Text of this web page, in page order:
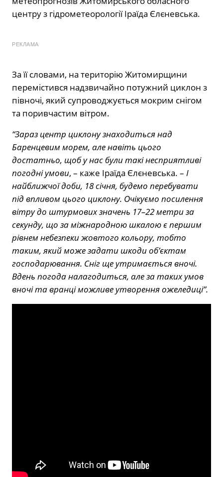
центру з гідрометеорології Іраїда Єлєневська.
РЕКЛАМА
За її словами, на територію Житомирщини
перемістився надзвичайно потужний циклон з
півночі, який супроводжується мокрим снігом
та поривчастим вітром.
“Зараз центр циклону знаходиться над
Баренцевим морем, але навіть цього
достатньо, щоб у нас були такі несприятливі
погодні умови, – каже Іраїда Єлєневська. – І
найближчої доби, 18 січня, будемо перебувати
під впливом цього циклону. Очікуємо посилення
вітру до штурмових значень 17–22 метри за
секунду, що за міжнародною шкалою є першим
рівнем небезпеки жовтого кольору, тобто
таким, який може задати шкоди об’єктам
господарювання. Сніг ще утримається вночі.
Вдень погода налагодиться, але за таких умов
вночі та вранці можливе утворення ожеледиці”.